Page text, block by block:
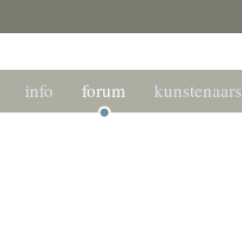
info forum kunstenaars